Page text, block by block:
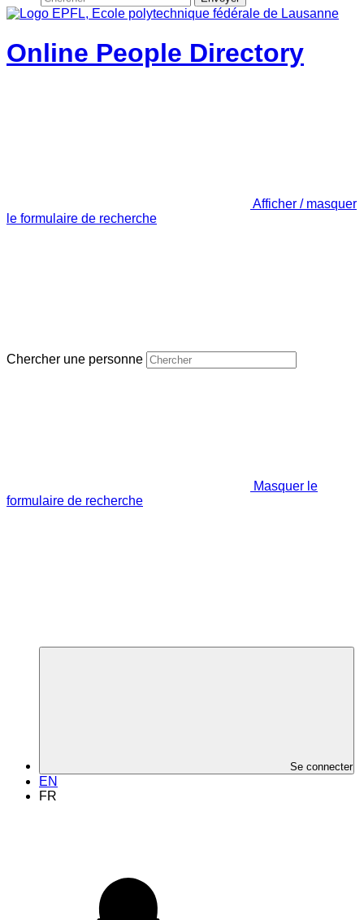
Online People Directory
Afficher / masquer
le formulaire de recherche
Chercher une personne
Masquer le
formulaire de recherche
Se connecter
EN
FR